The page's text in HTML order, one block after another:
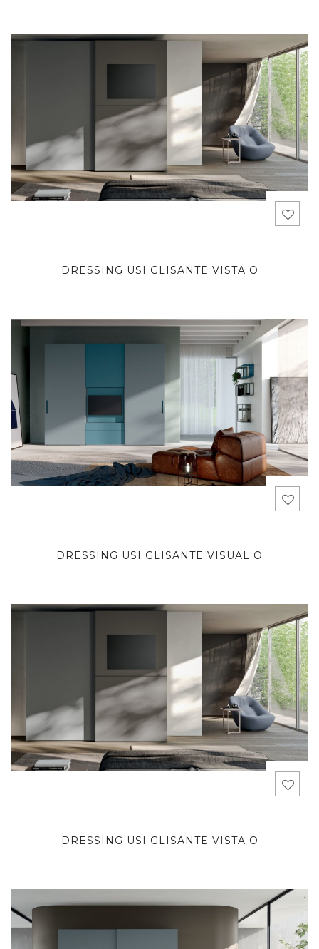
DRESSING USI GLISANTE VISTA O
DRESSING USI GLISANTE VISUAL O
DRESSING USI GLISANTE VISTA O